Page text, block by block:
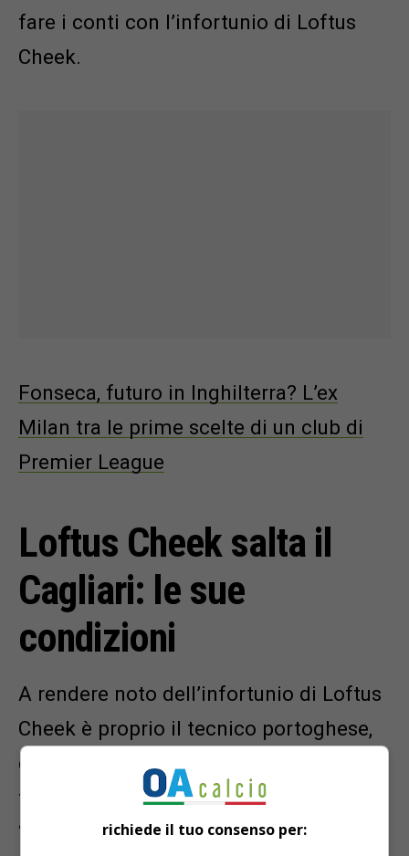
fare i conti con l’infortunio di Loftus
Cheek.
Fonseca, futuro in Inghilterra? L’ex
Milan tra le prime scelte di un club di
Premier League
Loftus Cheek salta il
Cagliari: le sue
condizioni
A rendere noto dell’infortunio di Loftus
Cheek è proprio il tecnico portoghese,
durante la conferenza stampa
terminata pochissimi minuti fa:
“
Partono tutti sullo stesso livello, poi
richiede il tuo consenso per: